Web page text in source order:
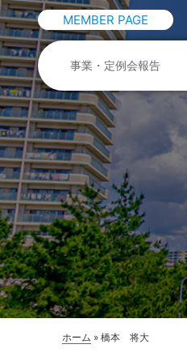
MEMBER PAGE
事業・定例会報告
ホーム » 橋本 将大